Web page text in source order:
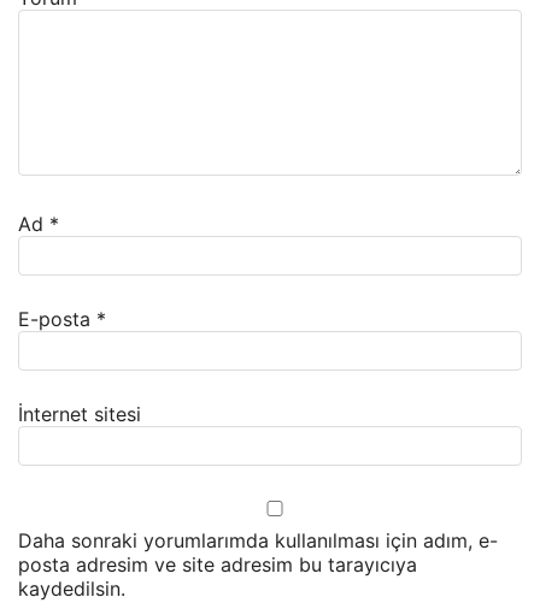
Ad *
E-posta *
İnternet sitesi
Daha sonraki yorumlarımda kullanılması için adım, e-
posta adresim ve site adresim bu tarayıcıya
kaydedilsin.